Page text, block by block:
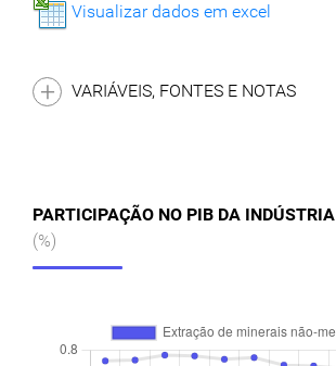
Visualizar dados em excel
VARIÁVEIS, FONTES E NOTAS
PARTICIPAÇÃO NO PIB DA INDÚSTRIA
(%)